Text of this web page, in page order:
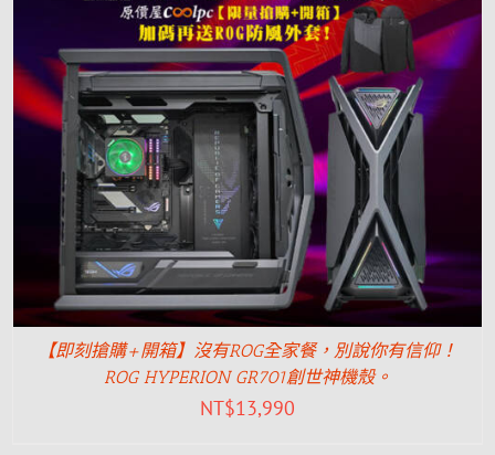
【即刻搶購+開箱】沒有ROG全家餐，別說你有信仰！
ROG HYPERION GR701創世神機殼。
NT$13,990